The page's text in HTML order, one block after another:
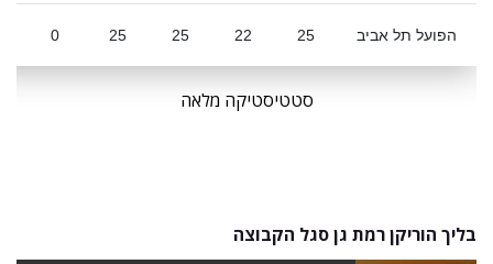
הפועל תל אביב 25
22
25
25
0
סטטיסטיקה מלאה
בליך הוריקן רמת גן סגל הקבוצה